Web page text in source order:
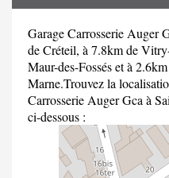
Garage Carrosserie Auger
de Créteil, à 7.8km de
Maur-des-Fossés et à
Marne.Trouvez la
Carrosserie Auger Gca à
ci-dessous :